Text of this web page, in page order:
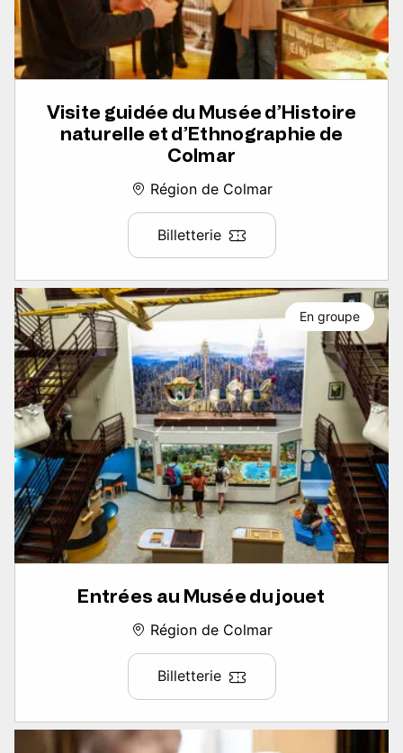
Visite guidée du Musée d’Histoire
naturelle et d’Ethnographie de
Colmar
Région de Colmar
Billetterie
Entrées au Musée du jouet
Région de Colmar
Billetterie
En groupe